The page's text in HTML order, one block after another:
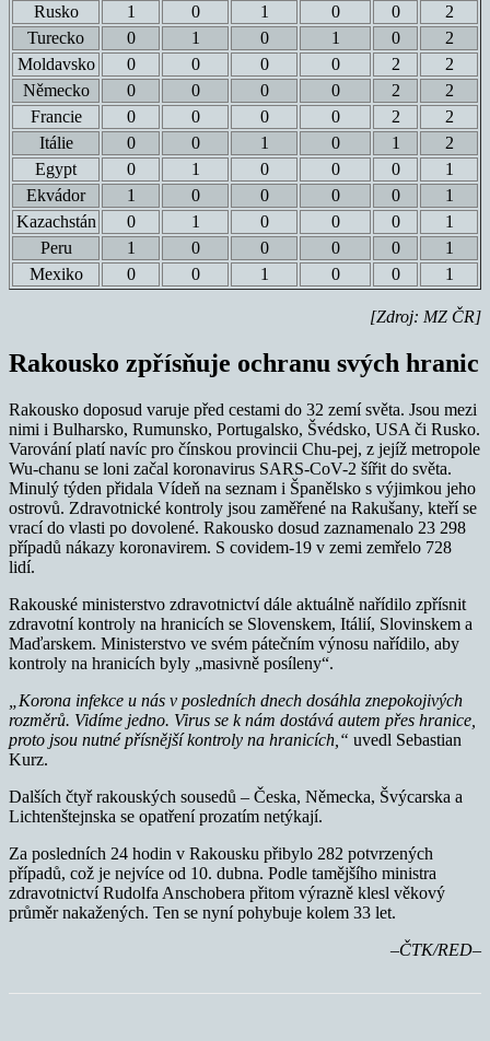
Rusko
1 0 1 0 0
2
Turecko
0 1 0 1 0
2
Moldavsko
0 0 0 0 2
2
Německo
0 0 0 0 2
2
Francie
0 0 0 0 2
2
Itálie
0 0 1 0 1
2
Egypt
0 1 0 0 0
1
Ekvádor
1 0 0 0 0
1
Kazachstán
0 1 0 0 0
1
Peru
1 0 0 0 0
1
Mexiko
0 0 1 0 0 1
[Zdroj: MZ ČR]
Rakousko zpřísňuje ochranu svých hranic
Rakousko doposud varuje před cestami do 32 zemí světa. Jsou mezi
nimi i Bulharsko, Rumunsko, Portugalsko, Švédsko, USA či Rusko.
Varování platí navíc pro čínskou provincii Chu-pej, z jejíž metropole
Wu-chanu se loni začal koronavirus SARS-CoV-2 šířit do světa.
Minulý týden přidala Vídeň na seznam i Španělsko s výjimkou jeho
ostrovů. Zdravotnické kontroly jsou zaměřené na Rakušany, kteří se
vrací do vlasti po dovolené. Rakousko dosud zaznamenalo 23 298
případů nákazy koronavirem. S covidem-19 v zemi zemřelo 728
lidí.
Rakouské ministerstvo zdravotnictví dále aktuálně nařídilo zpřísnit
zdravotní kontroly na hranicích se Slovenskem, Itálií, Slovinskem a
Maďarskem. Ministerstvo ve svém pátečním výnosu nařídilo, aby
kontroly na hranicích byly „masivně posíleny“.
„Korona infekce u nás v posledních dnech dosáhla znepokojivých
rozměrů. Vidíme jedno. Virus se k nám dostává autem přes hranice,
proto jsou nutné přísnější kontroly na hranicích,“ uvedl Sebastian
Kurz.
Dalších čtyř rakouských sousedů – Česka, Německa, Švýcarska a
Lichtenštejnska se opatření prozatím netýkají.
Za posledních 24 hodin v Rakousku přibylo 282 potvrzených
případů, což je nejvíce od 10. dubna. Podle tamějšího ministra
zdravotnictví Rudolfa Anschobera přitom výrazně klesl věkový
průměr nakažených. Ten se nyní pohybuje kolem 33 let.
–ČTK/RED–